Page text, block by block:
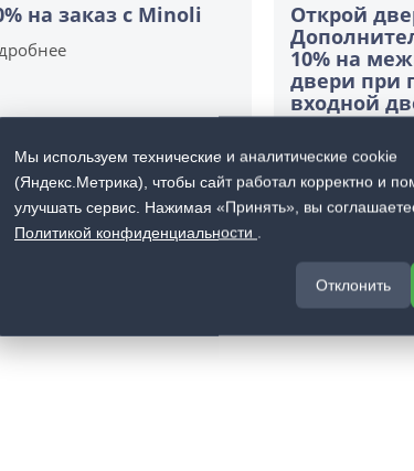
на заказ с Minoli
Открой
10% на
двери при
входной
Мы используем технические и аналитические cookie
(Яндекс.Метрика), чтобы сайт работал корректно и
улучшать сервис. Нажимая «Принять», вы
Политикой конфиденциальности .
Отклонить